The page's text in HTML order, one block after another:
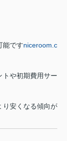
能ですniceroom.c
トや初期費用サー
り安くなる傾向が